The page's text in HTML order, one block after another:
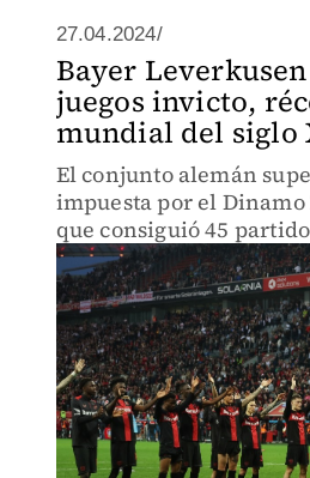
27.04.2024/
Bayer
juegos invicto,
mundial del siglo
El conjunto alemán
impuesta por el Dinamo
que consiguió 45